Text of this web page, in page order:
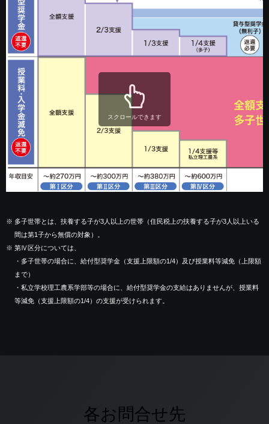
スクロールできます
※ 多子世帯とは、扶養する子が3人以上の世帯（住民税上の扶養する子が3人以上いる
間は第1子から無償の対象）。
※ 第Ⅳ区分については、
・多子世帯の場合に、給付型奨学金（支援上限額の1/4）及び授業料等減免（上限額
まで）
・私立学校理工農系学部等の場合に、給付型奨学金の支給はありませんが、授業料
等減免（支援上限額の1/4）の支援が受けられます。
各お問合せ先